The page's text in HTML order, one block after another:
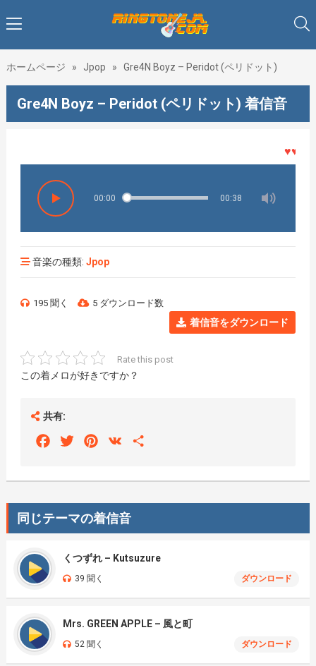
ホームページ » Jpop » Gre4N Boyz – Peridot (ペリドット)
Gre4N Boyz – Peridot (ペリドット) 着信音
♥♥♥着メ
00:00 00:38
音楽の種類: Jpop
195 聞く 5 ダウンロード数
着信音をダウンロード
Rate this post
この着メロが好きですか？
共有:
FacebookTwitterPinterest
VK
同じテーマの着信音
くつずれ – Kutsuzure
39 聞く ダウンロード
Mrs. GREEN APPLE – 風と町
52 聞く ダウンロード